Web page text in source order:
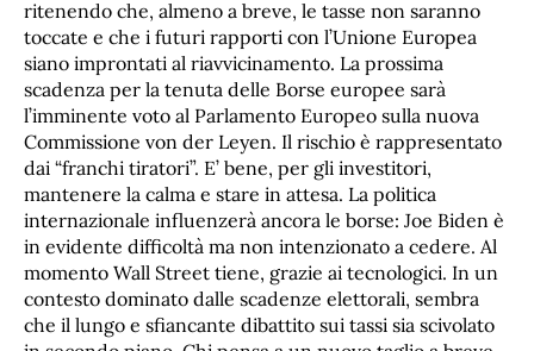
ritenendo che, almeno a breve, le tasse non saranno
toccate e che i futuri rapporti con l’Unione Europea
siano improntati al riavvicinamento. La prossima
scadenza per la tenuta delle Borse europee sarà
l’imminente voto al Parlamento Europeo sulla nuova
Commissione von der Leyen. Il rischio è rappresentato
dai “franchi tiratori”. E’ bene, per gli investitori,
mantenere la calma e stare in attesa. La politica
internazionale influenzerà ancora le borse: Joe Biden è
in evidente difficoltà ma non intenzionato a cedere. Al
momento Wall Street tiene, grazie ai tecnologici. In un
contesto dominato dalle scadenze elettorali, sembra
che il lungo e sfiancante dibattito sui tassi sia scivolato